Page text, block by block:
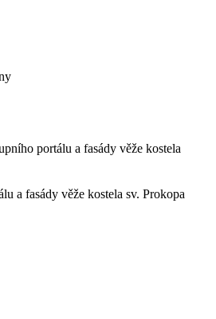
portálu a fasády věže kostela